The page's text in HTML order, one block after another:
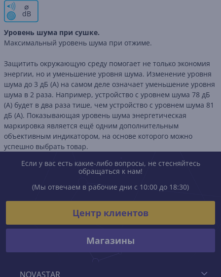
∅
dB
Уровень шума при сушке.
Максимальный уровень шума при отжиме.
Защитить окружающую среду помогает не только экономия
энергии, но и уменьшение уровня шума. Изменение уровня
шума до 3 дБ (А) на самом деле означает уменьшение уровня
шума в 2 раза. Например, устройство с уровнем шума 78 дБ
(А) будет в два раза тише, чем устройство с уровнем шума 81
дБ (А). Показывающая уровень шума энергетическая
маркировка является ещё одним дополнительным
объективным индикатором, на основе которого можно
успешно выбрать товар.
NOVASTAR
Если у вас есть какие-либо вопросы, не стесняйтесь
обращаться к нам!
(Мы отвечаем в рабочие дни с 10:00 до 18:30)
Центр клиентов
Магазины